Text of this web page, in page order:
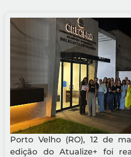
Porto Velho (RO), 12 de
edição do Atualize+ foi